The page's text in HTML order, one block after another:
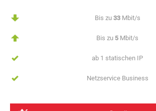
Bis zu 33Mbit/s
Bis zu 5 Mbit/s
ab 1 statischen IP
Netzservice Business